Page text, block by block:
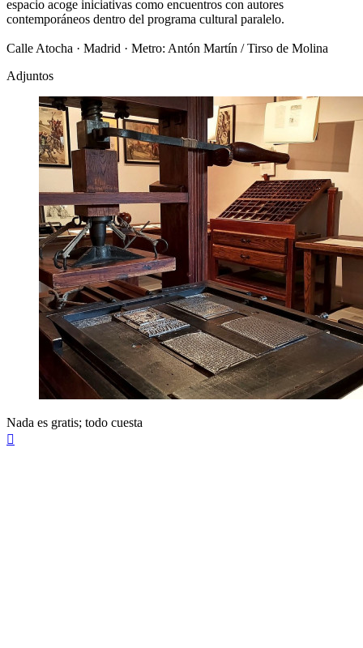
espacio acoge iniciativas como encuentros con autores
contemporáneos dentro del programa cultural paralelo.
Calle Atocha · Madrid · Metro: Antón Martín / Tirso de Molina
Adjuntos
Nada es gratis; todo cuesta